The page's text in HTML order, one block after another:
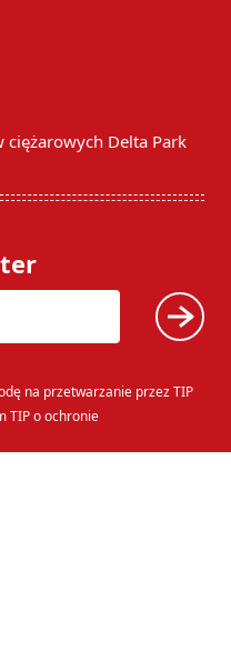
Delta Park
na przetwarzanie przez TIP
TIP o ochronie